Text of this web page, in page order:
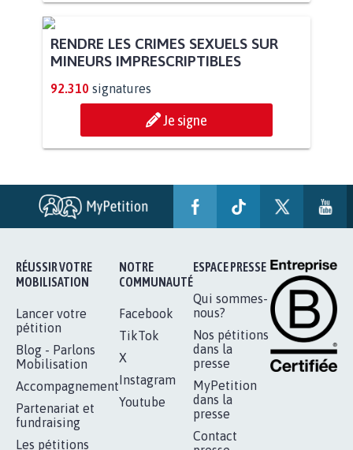
PAS D'ÉOLIENNES EN FORÊT CLASSÉE
NATURA 2000
11.853 signatures
Je signe
STOP AU PROJET AGRIVOLTAÏQUE
AUTOUR DE LA SOURCE...
Je signe
RENDRE LES CRIMES SEXUELS SUR
MINEURS IMPRESCRIPTIBLES
92.310 signatures
Je signe